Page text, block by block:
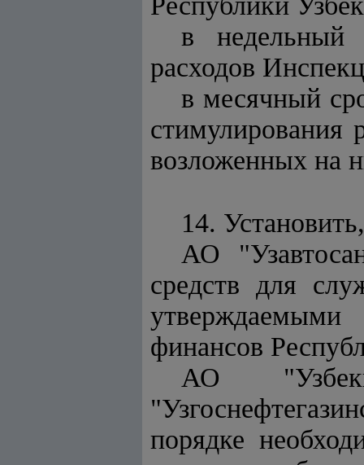
в недельный
расходов
в месячный
стимулирования
возложенных на
14.
АО
средств для
финансов
АО
порядке